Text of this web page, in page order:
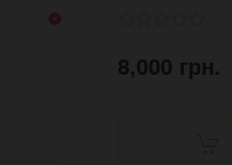
8,000 грн.